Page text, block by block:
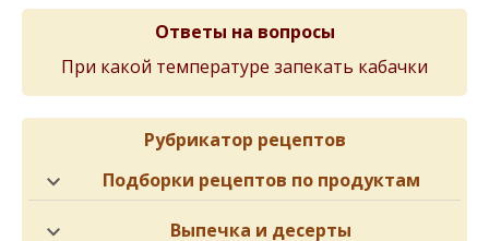
Ответы на вопросы
При какой температуре запекать кабачки
Рубрикатор рецептов
Подборки рецептов по продуктам
Выпечка и десерты